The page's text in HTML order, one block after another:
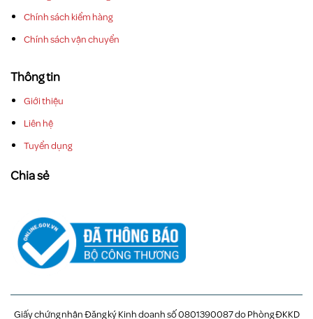
Chính sách kiểm hàng
Chính sách vận chuyển
Thông tin
Giới thiệu
Liên hệ
Tuyển dụng
Chia sẻ
Giấy chứng nhận Đăng ký Kinh doanh số 0801390087 do Phòng ĐKKD